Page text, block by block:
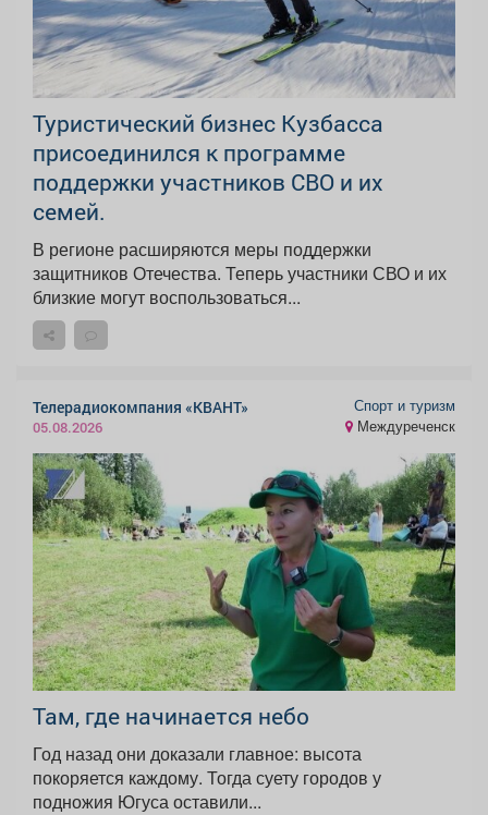
Туристический бизнес Кузбасса
присоединился к программе
поддержки участников СВО и их
семей.
В регионе расширяются меры поддержки
защитников Отечества. Теперь участники СВО и их
близкие могут воспользоваться...
Телерадиокомпания «КВАНТ»
05.08.2026
Спорт и туризм
Междуреченск
Там, где начинается небо
Год назад они доказали главное: высота
покоряется каждому. Тогда суету городов у
подножия Югуса оставили...